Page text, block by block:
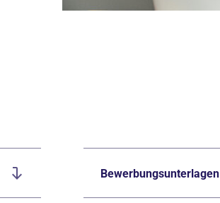
Bewerbungsunterlagen